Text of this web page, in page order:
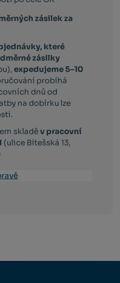
zásilek za
které
zásilky
expedujeme 5–10
probíhá
dnů od
na dobírku lze
skladěv pracovní
(ulice Bítešská 13,